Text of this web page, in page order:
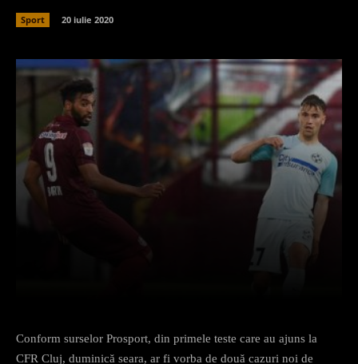
Sport 20 iulie 2020
Conform surselor Prosport, din primele teste care au ajuns la
CFR Cluj, duminică seara, ar fi vorba de două cazuri noi de